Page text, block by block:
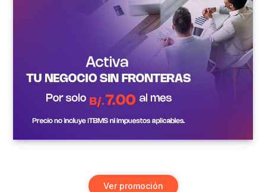
Ver promoción